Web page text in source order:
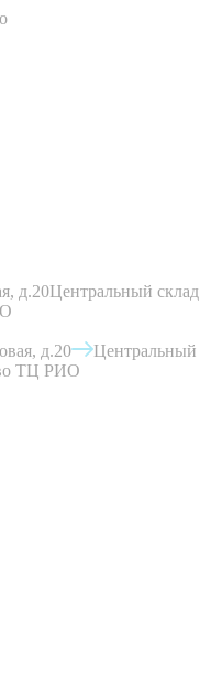
д.20Центральный склад
д.20
Центральный
ТЦ РИО